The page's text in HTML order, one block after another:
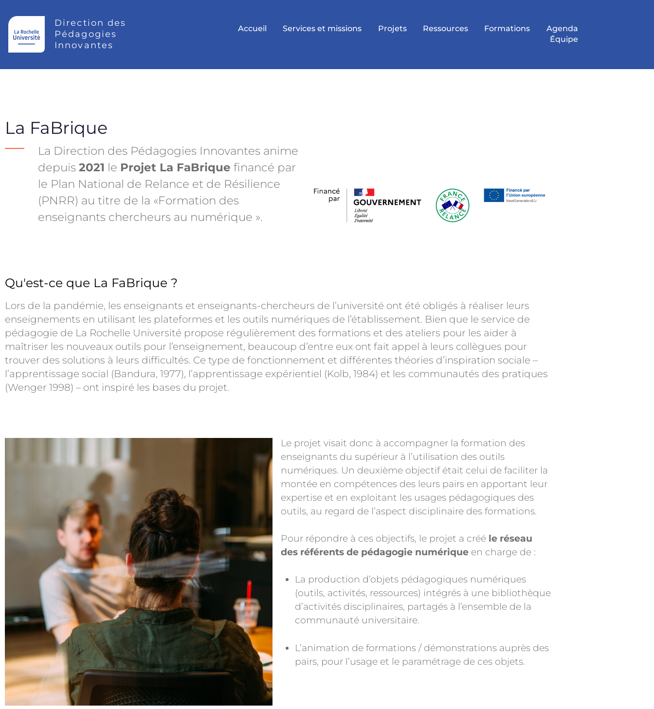
Direction des
Pédagogies
Innovantes
Accueil Services et missions Projets Ressources Formations
Agenda
Équipe
La FaBrique
La Direction des Pédagogies Innovantes anime
depuis 2021 le Projet La FaBrique financé par
le Plan National de Relance et de Résilience
(PNRR) au titre de la «Formation des
enseignants chercheurs au numérique ».
Qu'est-ce que La FaBrique ?
Lors de la pandémie, les enseignants et enseignants-chercheurs de l’université ont été obligés à réaliser leurs
enseignements en utilisant les plateformes et les outils numériques de l’établissement. Bien que le service de
pédagogie de La Rochelle Université propose régulièrement des formations et des ateliers pour les aider à
maîtriser les nouveaux outils pour l’enseignement, beaucoup d’entre eux ont fait appel à leurs collègues pour
trouver des solutions à leurs difficultés. Ce type de fonctionnement et différentes théories d’inspiration sociale –
l’apprentissage social (Bandura, 1977), l’apprentissage expérientiel (Kolb, 1984) et les communautés des pratiques
(Wenger 1998) – ont inspiré les bases du projet.
Le projet visait donc à accompagner la formation des
enseignants du supérieur à l’utilisation des outils
numériques. Un deuxième objectif était celui de faciliter la
montée en compétences des leurs pairs en apportant leur
expertise et en exploitant les usages pédagogiques des
outils, au regard de l’aspect disciplinaire des formations.
Pour répondre à ces objectifs, le projet a créé le réseau
des référents de pédagogie numérique en charge de :
La production d’objets pédagogiques numériques
(outils, activités, ressources) intégrés à une bibliothèque
d’activités disciplinaires, partagés à l’ensemble de la
communauté universitaire.
L’animation de formations / démonstrations auprès des
pairs, pour l’usage et le paramétrage de ces objets.